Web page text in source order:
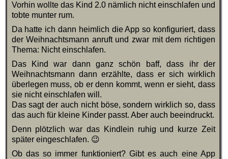
Vorhin wollte das Kind 2.0 nämlich nicht einschlafen und
tobte munter rum.
Da hatte ich dann heimlich die App so konfiguriert, dass
der Weihnachtsmann anruft und zwar mit dem richtigen
Thema: Nicht einschlafen.
Das Kind war dann ganz schön baff, dass ihr der
Weihnachtsmann dann erzählte, dass er sich wirklich
überlegen muss, ob er denn kommt, wenn er sieht, dass
sie nicht einschlafen will.
Das sagt der auch nicht böse, sondern wirklich so, dass
das auch für kleine Kinder passt. Aber auch beeindruckt.
Denn plötzlich war das Kindlein ruhig und kurze Zeit
später eingeschlafen. 😉
Ob das so immer funktioniert? Gibt es auch eine App